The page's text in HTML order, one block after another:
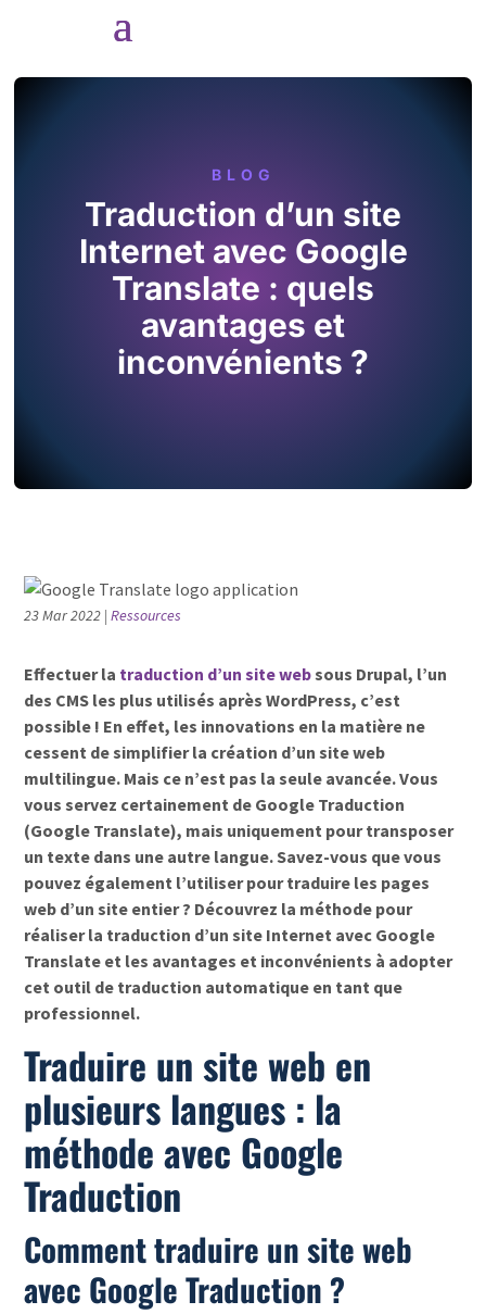
BLOG
Traduction d’un site
Internet avec Google
Translate : quels
avantages et
inconvénients ?
23 Mar 2022 |Ressources
Effectuer la traduction d’un site websous Drupal, l’un
des CMS les plus utilisés après WordPress, c’est
possible ! En effet, les innovations en la matière ne
cessent de simplifier la création d’un site web
multilingue. Mais ce n’est pas la seule avancée. Vous
vous servez certainement de Google Traduction
(Google Translate), mais uniquement pour transposer
un texte dans une autre langue. Savez-vous que vous
pouvez également l’utiliser pour traduire les pages
web d’un site entier ? Découvrez la méthode pour
réaliser la traduction d’un site Internet avec Google
Translate et les avantages et inconvénients à adopter
cet outil de traduction automatique en tant que
professionnel.
Traduire un site web en
plusieurs langues : la
méthode avec Google
Traduction
Comment traduire un site web
avec Google Traduction ?